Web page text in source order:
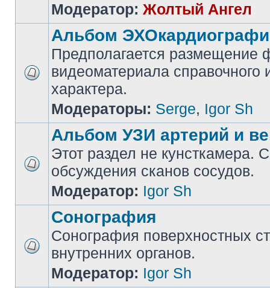
Модератор: Жолтый Ангел
Альбом
Предполагается размещение
видеоматериала справочного
характера.
Модераторы: Serge, Igor Sh
Альбом УЗИ артерий и
Этот раздел не кунсткамера.
обсуждения сканов сосудов.
Модератор: Igor Sh
Сонография
Сонография поверхностных
внутренних органов.
Модератор: Igor Sh